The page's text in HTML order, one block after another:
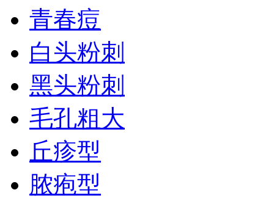
青春痘
白头粉刺
黑头粉刺
毛孔粗大
丘疹型
脓疱型